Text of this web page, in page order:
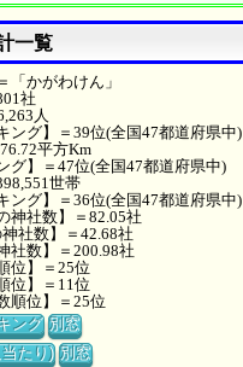
一覧
「かがわけん」
社
人
ング】＝39位(全国47都道府県中)
平方Km
グ】＝47位(全国47都道府県中)
世帯
ング】＝36位(全国47都道府県中)
神社数】＝82.05社
社数】＝42.68社
社数】＝200.98社
位】＝25位
位】＝11位
順位】＝25位
ング 別窓
たり) 別窓